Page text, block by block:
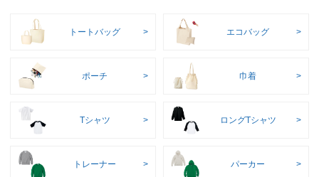
トートバッグ エコバッグ
ポーチ 巾着
Tシャツ ロングTシャツ
トレーナー パーカー